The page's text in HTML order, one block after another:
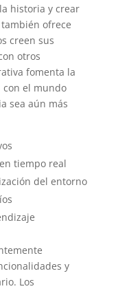
historia y crear
ofrece
creen sus
otros
fomenta la
con el mundo
sea aún más
tiempo real
del entorno
y
Los